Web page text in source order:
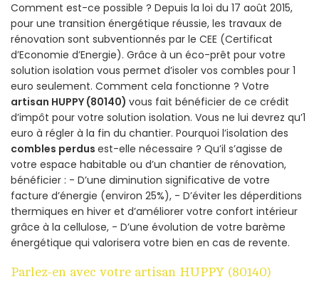
Comment est-ce possible ? Depuis la loi du 17 août 2015,
pour une transition énergétique réussie, les travaux de
rénovation sont subventionnés par le CEE (Certificat
d’Economie d’Energie). Grâce à un éco-prêt pour votre
solution isolation vous permet d’isoler vos combles pour 1
euro seulement. Comment cela fonctionne ? Votre
artisan HUPPY (80140) vous fait bénéficier de ce crédit
d’impôt pour votre solution isolation. Vous ne lui devrez qu’1
euro à régler à la fin du chantier. Pourquoi l’isolation des
combles perdus est-elle nécessaire ? Qu’il s’agisse de
votre espace habitable ou d’un chantier de rénovation,
bénéficier : - D’une diminution significative de votre
facture d’énergie (environ 25%), - D’éviter les déperditions
thermiques en hiver et d’améliorer votre confort intérieur
grâce à la cellulose, - D’une évolution de votre barème
énergétique qui valorisera votre bien en cas de revente.
Parlez-en avec votre artisan HUPPY (80140)